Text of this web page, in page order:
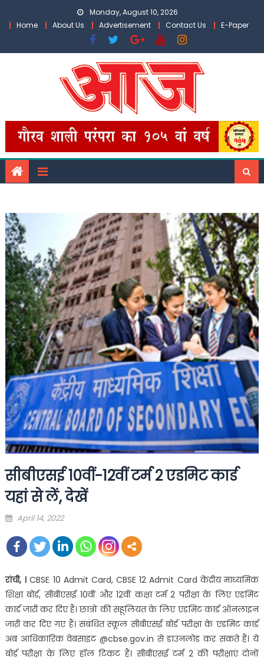
Monday, August 10, 2026
Home
About Us Advertisement Contact Us E-Paper
सीबीएसई 10वीं-12वीं टर्म 2 एडमिट कार्ड
यहां से लें, देखें
Posted
April 14, 2022
रांची, ।CBSE 10 Admit Card, CBSE 12 Admit Card केंद्रीय माध्‍यमिक
शिक्षा बोर्ड, सीबीएसई 10वीं और 12वीं कक्षा टर्म 2 परीक्षा के लिए एडमिट
कार्ड जारी कर दिए हैं। छात्रों की सहूलियत के लिए एडमिट कार्ड ऑनलाइन
जारी कर दिए गए हैं। संबंधित स्कूल सीबीएसई बोर्ड परीक्षा के एडमिट कार्ड
अब आधिकारिक वेबसाइट @cbse.gov.in से डाउनलोड कर सकते हैं। ये
बोर्ड परीक्षा के लिए हॉल टिकट हैं। सीबीएसई टर्म 2 की परीक्षाएं दोनों